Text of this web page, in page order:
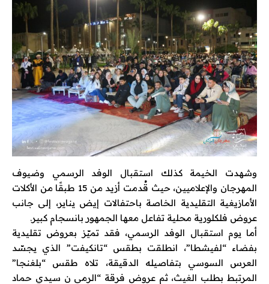
وشهدت الخيمة كذلك استقبال الوفد الرسمي وضيوف
المهرجان والإعلاميين، حيث قُدمت أزيد من 15 طبقًا من الأكلات
الأمازيغية التقليدية الخاصة باحتفالات إيض يناير، إلى جانب
عروض فلكلورية محلية تفاعل معها الجمهور بانسجام كبير.
أما يوم استقبال الوفد الرسمي، فقد تميّز بعروض تقليدية
بفضاء “لفيشطا”، انطلقت بطقس “تانكيفت” الذي يجسّد
العرس السوسي بتفاصيله الدقيقة، تلاه طقس “بلغنجا”
المرتبط بطلب الغيث، ثم عروض فرقة “الرمى ن سيدي حماد